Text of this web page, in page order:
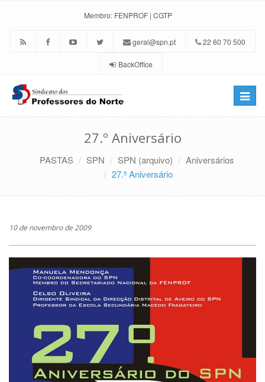
Membro: FENPROF | CGTP
geral@spn.pt 22 60 70 500
BackOffice
Toggle
27.º Aniversário
PASTAS SPN SPN (arquivo)
Aniversários
27.º Aniversário
10 de novembro de 2009